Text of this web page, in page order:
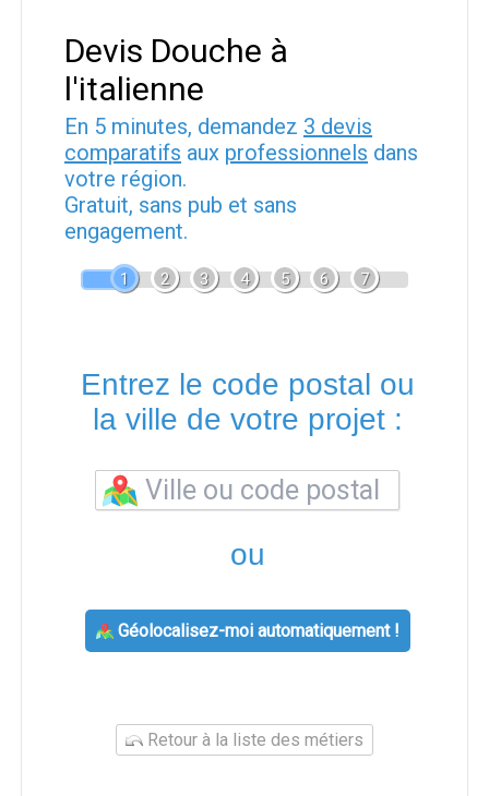
Devis Douche à
l'italienne
En 5 minutes, demandez 3 devis
comparatifs aux professionnels dans
votre région.
Gratuit, sans pub et sans
engagement.
1 2 3 4 5 6 7
Entrez le code postal ou
la ville de votre projet :
ou
Géolocalisez-moi automatiquement !
Retour à la liste des métiers